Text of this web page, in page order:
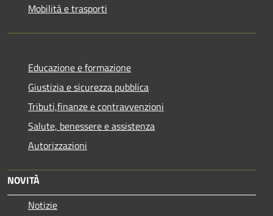
Mobilità e trasporti
Educazione e formazione
Giustizia e sicurezza pubblica
Tributi,finanze e contravvenzioni
Salute, benessere e assistenza
Autorizzazioni
NOVITÀ
Notizie